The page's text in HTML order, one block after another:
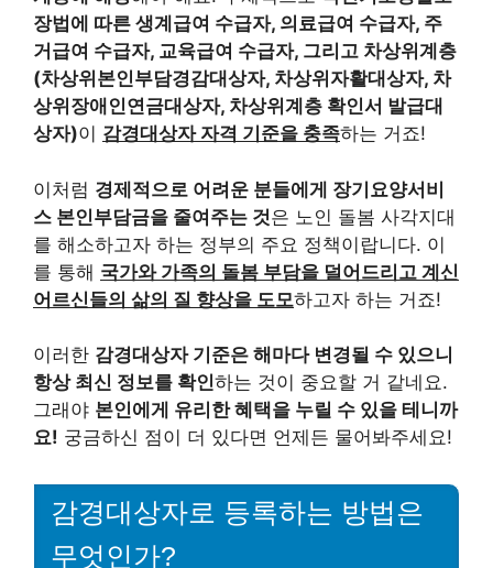
장법에 따른 생계급여 수급자, 의료급여 수급자, 주
거급여 수급자, 교육급여 수급자, 그리고 차상위계층
(차상위본인부담경감대상자, 차상위자활대상자, 차
상위장애인연금대상자, 차상위계층 확인서 발급대
상자)이 감경대상자 자격 기준을 충족하는 거죠!
이처럼 경제적으로 어려운 분들에게 장기요양서비
스 본인부담금을 줄여주는 것은 노인 돌봄 사각지대
를 해소하고자 하는 정부의 주요 정책이랍니다. 이
를 통해 국가와 가족의 돌봄 부담을 덜어드리고 계신
어르신들의 삶의 질 향상을 도모하고자 하는 거죠!
이러한 감경대상자 기준은 해마다 변경될 수 있으니
항상 최신 정보를 확인하는 것이 중요할 거 같네요.
그래야 본인에게 유리한 혜택을 누릴 수 있을 테니까
요! 궁금하신 점이 더 있다면 언제든 물어봐주세요!
감경대상자로 등록하는 방법은
무엇인가?